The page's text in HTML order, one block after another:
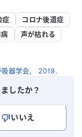
け
も
い
き、痰が絡
しゃがれ声
じることが
マウスの症
ん。重篤化
受けるべき
症
コロナ後遺症
声が枯れる
吸器学会, 2019.
したか？
いいえ